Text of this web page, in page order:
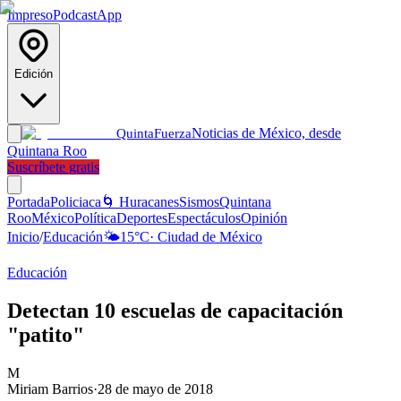
ImpresoPodcastApp
Edición
QuintaFuerzaNoticias de México, desde
Quintana Roo
Suscríbete gratis
PortadaPoliciaca 🌀 HuracanesSismosQuintana
RooMéxicoPolíticaDeportesEspectáculosOpinión
Inicio/Educación🌤️15°C· Ciudad de México
Educación
Detectan 10 escuelas de capacitación
"patito"
M
Miriam Barrios·28 de mayo de 2018